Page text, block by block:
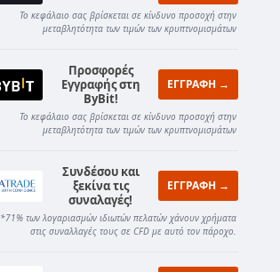
Το κεφάλαιο σας βρίσκεται σε κίνδυνο προσοχή στην
μεταβλητότητα των τιμών των κρυπτνομισμάτων
Προσφορές
Εγγραφής στη
ByBit!
ΕΓΓΡΑΦΗ →
Το κεφάλαιο σας βρίσκεται σε κίνδυνο προσοχή στην
μεταβλητότητα των τιμών των κρυπτνομισμάτων
Συνδέσου και
ξεκίνα τις
συναλαγές!
ΕΓΓΡΑΦΗ →
*71% των λογαριασμών ιδιωτών πελατών χάνουν χρήματα
στις συναλλαγές τους σε CFD με αυτό τον πάροχο.